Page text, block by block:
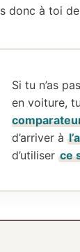
donc à toi
Si tu n’as
en voiture,
d’arriver à
d’utiliser ce